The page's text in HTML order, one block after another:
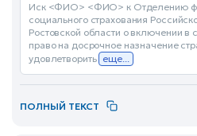
Иск <ФИО> <ФИО> к Отделению
социального страхования
Ростовской области о включении
право на досрочное назначение
удовлетворить еще...
ПОЛНЫЙ ТЕКСТ